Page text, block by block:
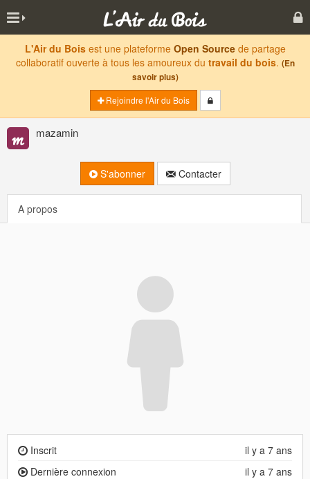
L'Air du Boisest une plateforme Open Sourcede partage
collaboratif ouverte à tous les amoureux du travail du bois. (En
savoir plus)
Rejoindre l'Air du Bois
mazamin
S'abonner Contacter
A propos
il y a 7 ans
Inscrit
il y a 7 ans
Dernière connexion